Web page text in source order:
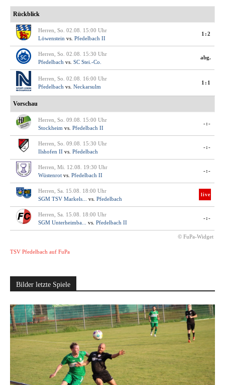
Rückblick
Herren, So. 02.08. 15:00 Uhr
Löwenstein vs. Pfedelbach II
1:2
Herren, So. 02.08. 15:30 Uhr
Pfedelbach vs. SC Stei.-Co.
abg.
Herren, So. 02.08. 16:00 Uhr
Pfedelbach vs. Neckarsulm
1:1
Vorschau
Herren, So. 09.08. 15:00 Uhr
Stockheim vs. Pfedelbach II
-:-
Herren, So. 09.08. 15:30 Uhr
Ilshofen II vs. Pfedelbach
-:-
Herren, Mi. 12.08. 19:30 Uhr
Wüstenrot vs. Pfedelbach II
-:-
Herren, Sa. 15.08. 18:00 Uhr
SGM TSV Markels...
vs. Pfedelbach
live
Herren, Sa. 15.08. 18:00 Uhr
SGM Unterheimba...
vs. Pfedelbach II
-:-
© FuPa-Widget
TSV Pfedelbach auf FuPa
Bilder letzte Spiele